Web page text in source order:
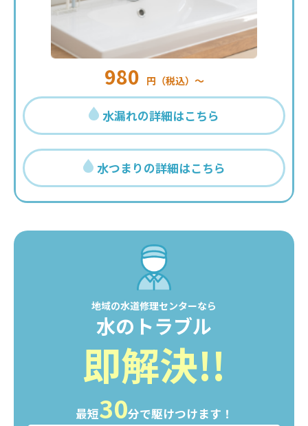
980 円（税込）〜
水漏れの詳細はこちら
水つまりの詳細はこちら
地域の水道修理センターなら
水のトラブル
即解決!!
最短30分で駆けつけます！